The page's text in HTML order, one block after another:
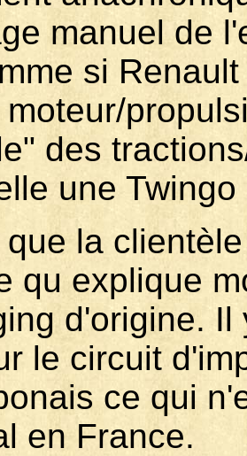
manuel de
si
des
une Twingo
la
qu explique
d'origine.
le circuit
ce qui
en France.